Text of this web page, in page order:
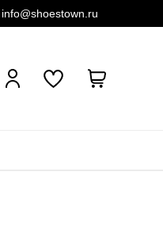
info@shoestown.ru